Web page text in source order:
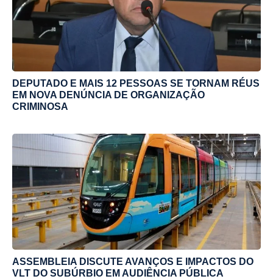
DEPUTADO E MAIS 12 PESSOAS SE TORNAM RÉUS
EM NOVA DENÚNCIA DE ORGANIZAÇÃO
CRIMINOSA
ASSEMBLEIA DISCUTE AVANÇOS E IMPACTOS DO
VLT DO SUBÚRBIO EM AUDIÊNCIA PÚBLICA